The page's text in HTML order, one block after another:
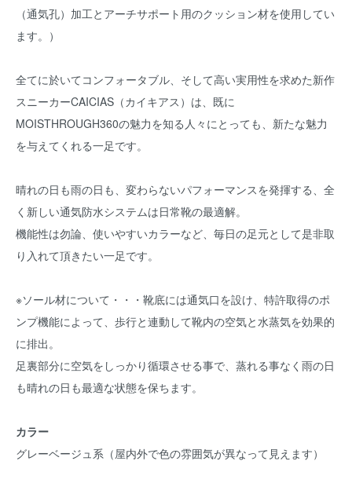
（通気孔）加工とアーチサポート用のクッション材を使用してい
ます。）
全てに於いてコンフォータブル、そして高い実用性を求めた新作
スニーカーCAICIAS（カイキアス）は、既に
MOISTHROUGH360の魅力を知る人々にとっても、新たな魅力
を与えてくれる一足です。
晴れの日も雨の日も、変わらないパフォーマンスを発揮する、全
く新しい通気防水システムは日常靴の最適解。
機能性は勿論、使いやすいカラーなど、毎日の足元として是非取
り入れて頂きたい一足です。
※ソール材について・・・靴底には通気口を設け、特許取得のポ
ンプ機能によって、歩行と連動して靴内の空気と水蒸気を効果的
に排出。
足裏部分に空気をしっかり循環させる事で、蒸れる事なく雨の日
も晴れの日も最適な状態を保ちます。
カラー
グレーベージュ系（屋内外で色の雰囲気が異なって見えます）